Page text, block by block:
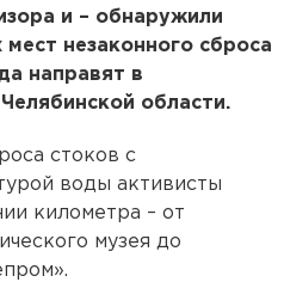
и – обнаружили
незаконного сброса
направят в
области.
стоков с
воды активисты
километра – от
музея до